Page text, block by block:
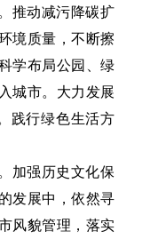
推动减污降碳扩
境质量，不断擦
学布局公园、绿
城市。大力发展
践行绿色生活方
加强历史文化保
发展中，依然寻
风貌管理，落实